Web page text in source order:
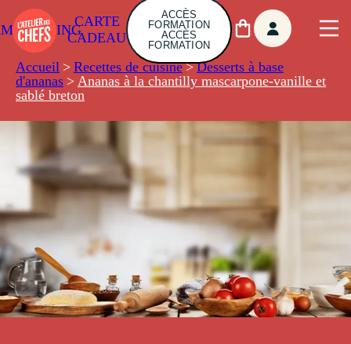
CARTE
CADEAU
ACCÈS
FORMATION
ACCÈS
FORMATION
Accueil > Recettes de cuisine > Desserts à base
d'ananas > Ananas à la chantilly mascarpone-vanille et
sablé breton